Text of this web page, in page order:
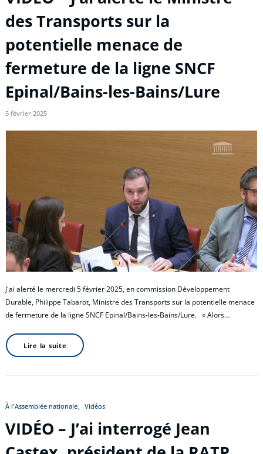
des Transports sur la
potentielle menace de
fermeture de la ligne SNCF
Epinal/Bains-les-Bains/Lure
5 février 2025
J'ai alerté le mercredi 5 février 2025, en commission Développement
Durable, Philippe Tabarot, Ministre des Transports sur la potentielle menace
de fermeture de la ligne SNCF Epinal/Bains-les-Bains/Lure. « Alors…
Lire la suite
À l'Assemblée nationale Vidéos
VIDÉO – J’ai interrogé Jean